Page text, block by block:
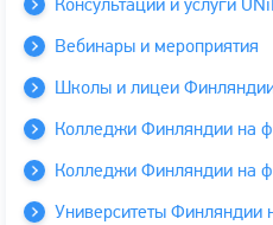
Вебинары и мероприятия
Школы и лицеи
Колледжи Финляндии на
Колледжи Финляндии на
Университеты Финляндии